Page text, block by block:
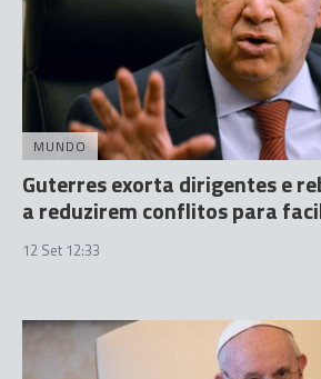
MUNDO
Guterres exorta dirigentes e
a reduzirem conflitos para
12 Set 12:33